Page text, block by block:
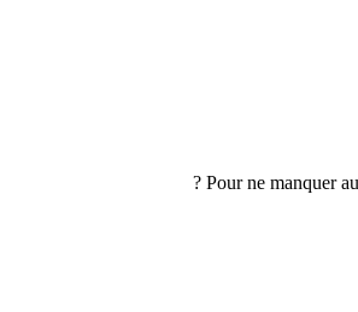
? Pour ne manquer